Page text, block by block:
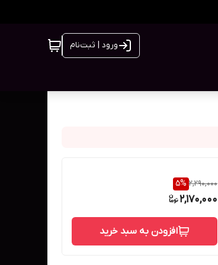
ورود | ثبت‌نام
2,290,000
5%
2,170,000
افزودن به سبد خرید